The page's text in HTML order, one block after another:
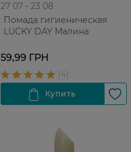
27 07 - 23 08
Помада гигиеническая
LUCKY DAY Малина
59,99 ГРН